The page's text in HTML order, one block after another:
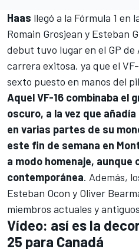
Haas llegó a la Fórmula 1 en
Romain Grosjean y Esteban
debut tuvo lugar en el GP
carrera exitosa, ya que el
sexto puesto en manos del
Aquel VF-16 combinaba el
oscuro, a la vez que
en varias partes de su
este fin de semana en
a modo homenaje, aunque
contemporánea. Además,
Esteban Ocon y Oliver
miembros actuales y
Vídeo: así es la
25 para Canadá